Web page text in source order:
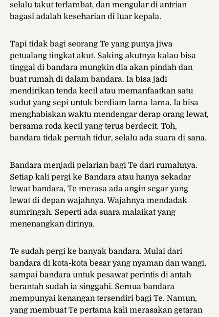
selalu takut terlambat, dan mengular di antrian
bagasi adalah keseharian di luar kepala.
Tapi tidak bagi seorang Te yang punya jiwa
petualang tingkat akut. Saking akutnya kalau bisa
tinggal di bandara mungkin dia akan pindah dan
buat rumah di dalam bandara. Ia bisa jadi
mendirikan tenda kecil atau memanfaatkan satu
sudut yang sepi untuk berdiam lama-lama. Ia bisa
menghabiskan waktu mendengar derap orang lewat,
bersama roda kecil yang terus berdecit. Toh,
bandara tidak pernah tidur, selalu ada suara di sana.
Bandara menjadi pelarian bagi Te dari rumahnya.
Setiap kali pergi ke Bandara atau hanya sekadar
lewat bandara, Te merasa ada angin segar yang
lewat di depan wajahnya. Wajahnya mendadak
sumringah. Seperti ada suara malaikat yang
menenangkan dirinya.
Te sudah pergi ke banyak bandara. Mulai dari
bandara di kota-kota besar yang nyaman dan wangi,
sampai bandara untuk pesawat perintis di antah
berantah sudah ia singgahi. Semua bandara
mempunyai kenangan tersendiri bagi Te. Namun,
yang membuat Te pertama kali merasakan getaran